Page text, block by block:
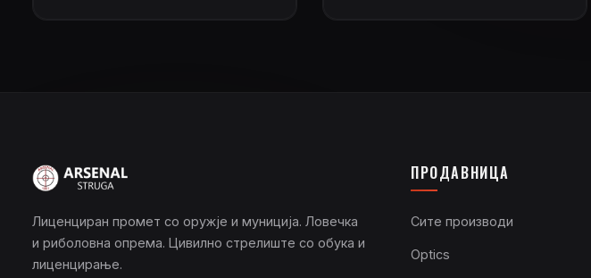
Лиценциран промет со оружје и муниција. Ловечка
и риболовна опрема. Цивилно стрелиште со обука и
лиценцирање.
ПРОДАВНИЦА
Сите производи
Optics